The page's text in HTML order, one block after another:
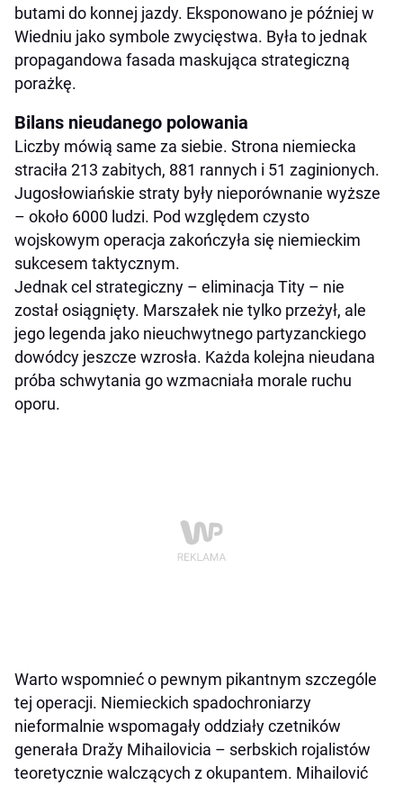
butami do konnej jazdy. Eksponowano je później w
Wiedniu jako symbole zwycięstwa. Była to jednak
propagandowa fasada maskująca strategiczną
porażkę.
Bilans nieudanego polowania
Liczby mówią same za siebie. Strona niemiecka
straciła 213 zabitych, 881 rannych i 51 zaginionych.
Jugosłowiańskie straty były nieporównanie wyższe
– około 6000 ludzi. Pod względem czysto
wojskowym operacja zakończyła się niemieckim
sukcesem taktycznym.
Jednak cel strategiczny – eliminacja Tity – nie
został osiągnięty. Marszałek nie tylko przeżył, ale
jego legenda jako nieuchwytnego partyzanckiego
dowódcy jeszcze wzrosła. Każda kolejna nieudana
próba schwytania go wzmacniała morale ruchu
oporu.
Warto wspomnieć o pewnym pikantnym szczególe
tej operacji. Niemieckich spadochroniarzy
nieformalnie wspomagały oddziały czetników
generała Dražy Mihailovicia – serbskich rojalistów
teoretycznie walczących z okupantem. Mihailović